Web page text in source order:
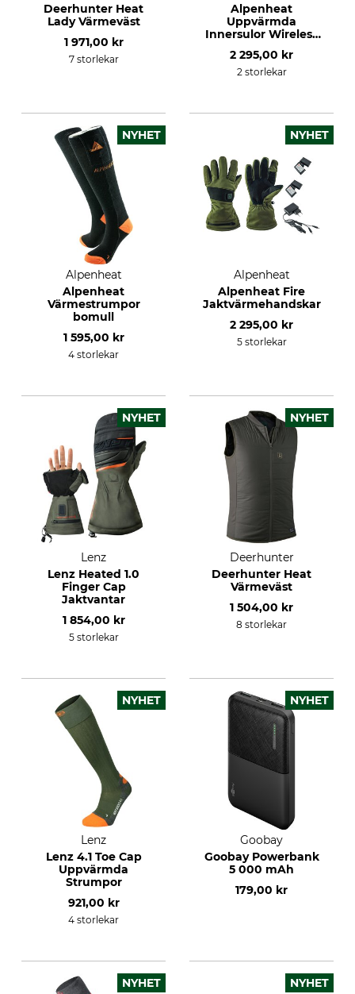
Deerhunter Heat
Lady Värmeväst
1 971,00 kr
7 storlekar
Alpenheat
Uppvärmda
Innersulor Wireless
Hotsole
2 295,00 kr
2 storlekar
NYHET
Alpenheat
Alpenheat
Värmestrumpor
bomull
1 595,00 kr
4 storlekar
NYHET
Alpenheat
Alpenheat Fire
Jaktvärmehandskar
2 295,00 kr
5 storlekar
NYHET
Lenz
Lenz Heated 1.0
Finger Cap
Jaktvantar
1 854,00 kr
5 storlekar
NYHET
Deerhunter
Deerhunter Heat
Värmeväst
1 504,00 kr
8 storlekar
NYHET
Lenz
Lenz 4.1 Toe Cap
Uppvärmda
Strumpor
921,00 kr
4 storlekar
NYHET
Goobay
Goobay Powerbank
5 000 mAh
179,00 kr
NYHET NYHET